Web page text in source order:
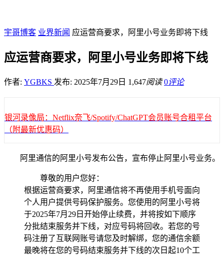
宇哥博客 业界新闻 应运营商要求，阿里小号业务即将下线
应运营商要求，阿里小号业务即将下线
作者: YGBKS 发布: 2025年7月29日 1,647阅读 0评论
银河录像局：Netflix奈飞/Spotify/ChatGPT会员账号合租平台
（附最新优惠码）
阿里通信的阿里小号发布公告，宣布停止阿里小号业务。
尊敬的用户您好：
根据运营商要求，阿里通信将不再使用手机号面向
个人用户提供号码保护服务。您使用的阿里小号将
于2025年7月29日开始停止续费，并将按如下顺序
分批结束服务并下线，对应号码将回收。若您的号
码注册了互联网账号请您及时解绑，您的通信余额
最晚将在您的号码结束服务并下线的次日起10个工